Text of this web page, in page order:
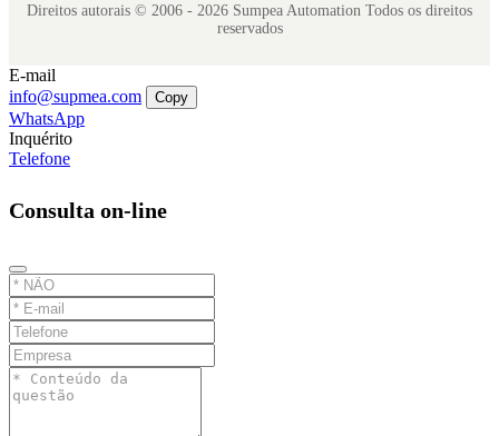
Direitos autorais © 2006 - 2026 Sumpea Automation Todos os direitos
reservados
E-mail
info@supmea.com
Copy
WhatsApp
Inquérito
Telefone
Consulta on-line